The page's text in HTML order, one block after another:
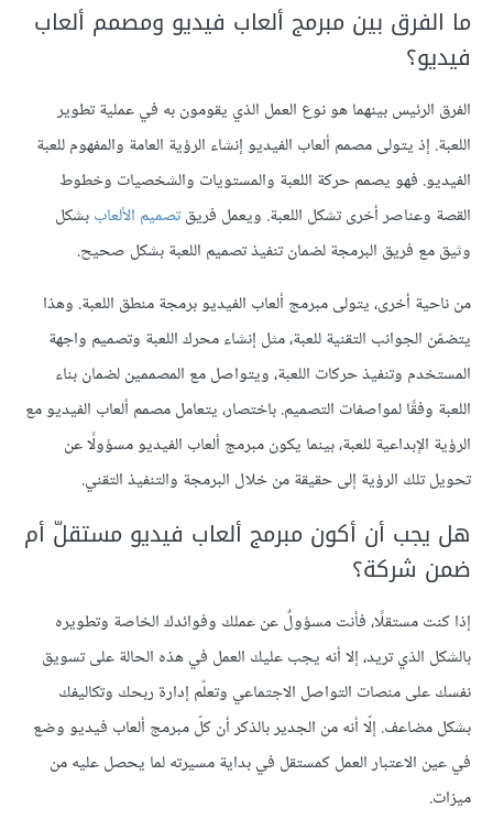
ما الفرق بين مبرمج ألعاب فيديو ومصمم ألعاب
فيديو؟
الفرق الرئيس بينهما هو نوع العمل الذي يقومون به في عملية تطوير
اللعبة. إذ يتولى مصمم ألعاب الفيديو إنشاء الرؤية العامة والمفهوم للعبة
الفيديو. فهو يصمم حركة اللعبة والمستويات والشخصيات وخطوط
القصة وعناصر أخرى تشكل اللعبة. ويعمل فريقتصميم الألعاببشكل
وثيق مع فريق البرمجة لضمان تنفيذ تصميم اللعبة بشكل صحيح.
من ناحية أخرى، يتولى مبرمج ألعاب الفيديو برمجة منطق اللعبة. وهذا
يتضمّن الجوانب التقنية للعبة، مثل إنشاء محرك اللعبة وتصميم واجهة
المستخدم وتنفيذ حركات اللعبة، ويتواصل مع المصممين لضمان بناء
اللعبة وفقًا لمواصفات التصميم. باختصار، يتعامل مصمم ألعاب الفيديو مع
الرؤية الإبداعية للعبة، بينما يكون مبرمج ألعاب الفيديو مسؤولًا عن
تحويل تلك الرؤية إلى حقيقة من خلال البرمجة والتنفيذ التقني.
هل يجب أن أكون مبرمج ألعاب فيديو مستقلّ أم
ضمن شركة؟
إذا كنت مستقلًا، فأنت مسؤولٌ عن عملك وفوائدك الخاصة وتطويره
بالشكل الذي تريد، إلا أنه يجب عليك العمل في هذه الحالة على تسويق
نفسك على منصات التواصل الاجتماعي وتعلّم إدارة ربحك وتكاليفك
بشكل مضاعف. إلّا أنه من الجدير بالذكر أن كلّ مبرمج ألعاب فيديو وضع
في عين الاعتبار العمل كمستقل في بداية مسيرته لما يحصل عليه من
ميزات.